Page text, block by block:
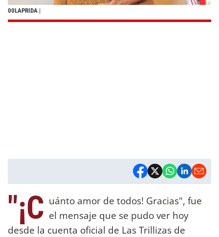
00LAPRIDA |
"¡C uánto amor de todos! Gracias", fue
el mensaje que se pudo ver hoy
desde la cuenta oficial de Las Trillizas de